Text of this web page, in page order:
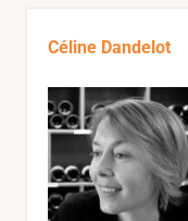
Céline Dandelot